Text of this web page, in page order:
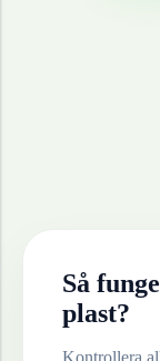
Så
plast?